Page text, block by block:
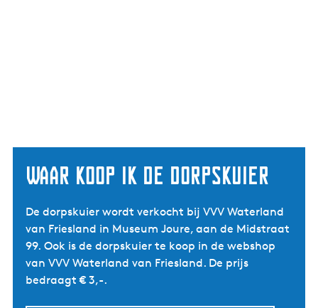
Waar koop ik de dorpskuier
De dorpskuier wordt verkocht bij VVV Waterland
van Friesland in Museum Joure, aan de Midstraat
99. Ook is de dorpskuier te koop in de webshop
van VVV Waterland van Friesland. De prijs
bedraagt € 3,-.